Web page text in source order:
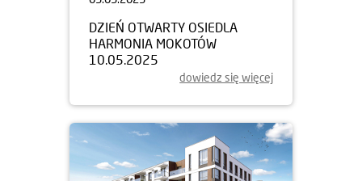
DZIEŃ OTWARTY OSIEDLA
HARMONIA MOKOTÓW
10.05.2025
dowiedz się więcej